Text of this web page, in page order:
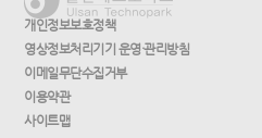
개인정보보호정책
영상정보처리기기 운영·관리방침
이메일무단수집거부
이용약관
사이트맵